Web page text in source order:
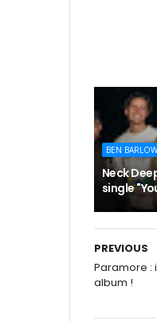
BEN BARLOW
Neck
single
PREVIOUS
Paramore :
album !